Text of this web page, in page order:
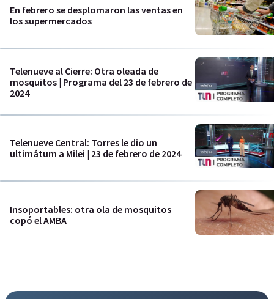
En febrero se desplomaron las ventas en
los supermercados
Telenueve al Cierre: Otra oleada de
mosquitos | Programa del 23 de febrero de
2024
Telenueve Central: Torres le dio un
ultimátum a Milei | 23 de febrero de 2024
Insoportables: otra ola de mosquitos
copó el AMBA